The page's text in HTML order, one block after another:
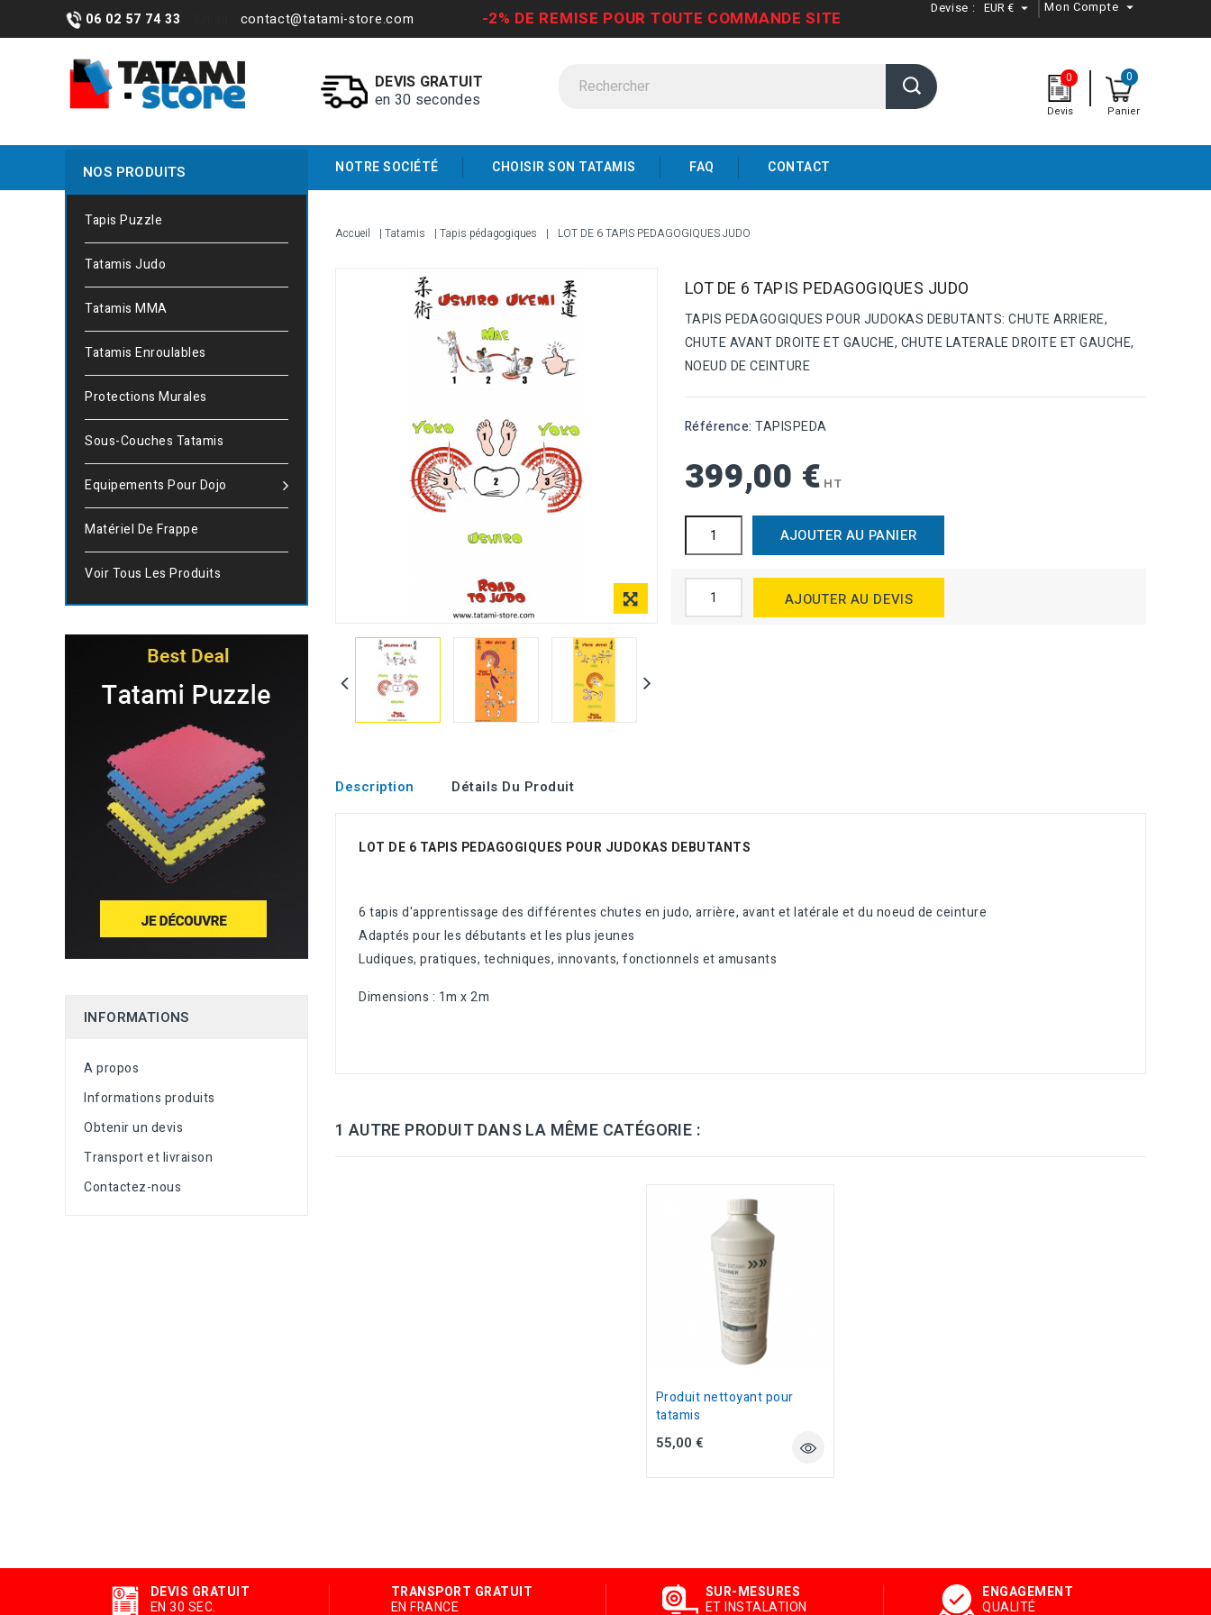
06 02 57 74 33 contact@tatami-store.com -2% DE REMISE POUR TOUTE COMMANDE SITE Devise : EUR €  Mon Compte 
DEVIS GRATUIT
en 30 secondes
0
Panier
0
Devis
NOTRE SOCIÉTÉ CHOISIR SON TATAMIS FAQ CONTACT
NOS PRODUITS
Tapis Puzzle
Tatamis Judo
Tatamis MMA
Tatamis Enroulables
Protections Murales
Sous-Couches Tatamis
Equipements Pour Dojo
Matériel De Frappe
Voir Tous Les Produits
INFORMATIONS
A propos
Informations produits
Obtenir un devis
Transport et livraison
Contactez-nous
Accueil Tatamis Tapis pédagogiques LOT DE 6 TAPIS PEDAGOGIQUES JUDO
LOT DE 6 TAPIS PEDAGOGIQUES JUDO
TAPIS PEDAGOGIQUES POUR JUDOKAS DEBUTANTS: CHUTE ARRIERE,
CHUTE AVANT DROITE ET GAUCHE, CHUTE LATERALE DROITE ET GAUCHE,
NOEUD DE CEINTURE
Référence: TAPISPEDA
399,00 € HT
AJOUTER AU PANIER
AJOUTER AU DEVIS
Description Détails Du Produit
LOT DE 6 TAPIS PEDAGOGIQUES POUR JUDOKAS DEBUTANTS
6 tapis d'apprentissage des différentes chutes en judo, arrière, avant et latérale et du noeud de ceinture
Adaptés pour les débutants et les plus jeunes
Ludiques, pratiques, techniques, innovants, fonctionnels et amusants
Dimensions : 1m x 2m
1 AUTRE PRODUIT DANS LA MÊME CATÉGORIE :
Produit nettoyant pour
tatamis
55,00 €
DEVIS GRATUIT
EN 30 SEC.
TRANSPORT GRATUIT
EN FRANCE
SUR-MESURES
ET INSTALATION
ENGAGEMENT
QUALITÉ